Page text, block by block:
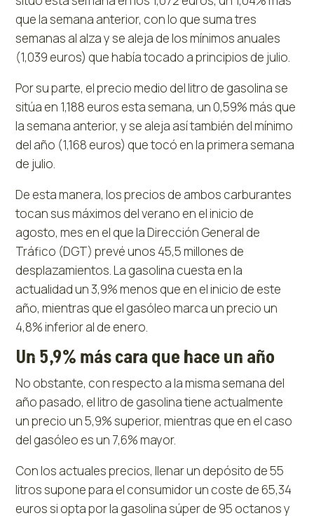
que la semana anterior, con lo que suma tres
semanas al alza y se aleja de los mínimos anuales
(1,039 euros) que había tocado a principios de julio.
Por su parte, el precio medio del litro de gasolina se
sitúa en 1,188 euros esta semana, un 0,59% más que
la semana anterior, y se aleja así también del mínimo
del año (1,168 euros) que tocó en la primera semana
de julio.
De esta manera, los precios de ambos carburantes
tocan sus máximos del verano en el inicio de
agosto, mes en el que la Dirección General de
Tráfico (DGT) prevé unos 45,5 millones de
desplazamientos. La gasolina cuesta en la
actualidad un 3,9% menos que en el inicio de este
año, mientras que el gasóleo marca un precio un
4,8% inferior al de enero.
Un 5,9% más cara que hace un año
No obstante, con respecto a la misma semana del
año pasado, el litro de gasolina tiene actualmente
un precio un 5,9% superior, mientras que en el caso
del gasóleo es un 7,6% mayor.
Con los actuales precios, llenar un depósito de 55
litros supone para el consumidor un coste de 65,34
euros si opta por la gasolina súper de 95 octanos y